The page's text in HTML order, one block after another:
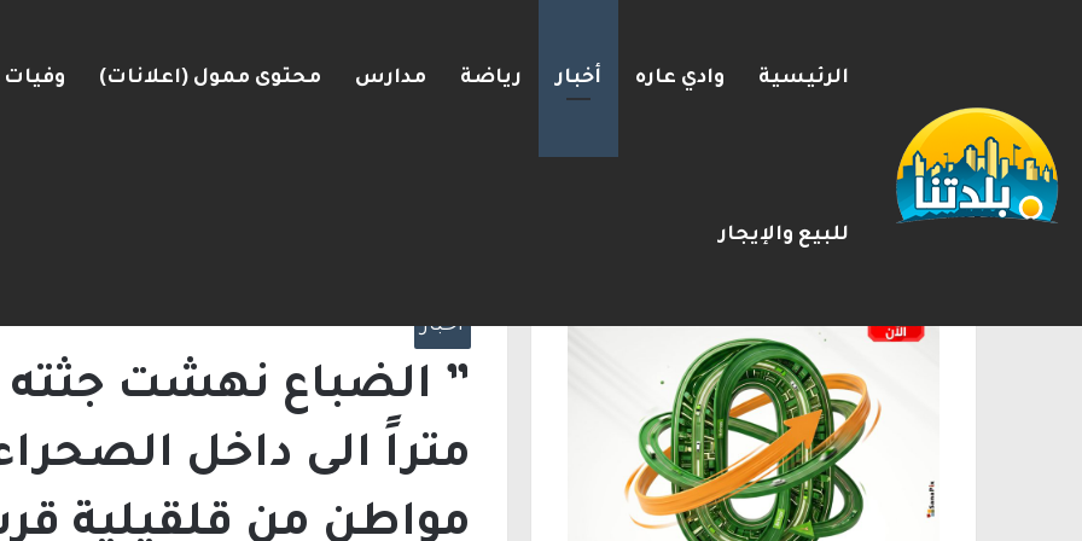
الرئيسية وادي عاره أخبار رياضة مدارس محتوى ممول (اعلانات) وفيات
للبيع والإيجار
إسرائيل تحذر مواطنيها في اليونان من احتجاجات مرتبطة بحرب غزة
أخبار
متراً الى داخل
مواطن من قلقيلية
الإعلانات